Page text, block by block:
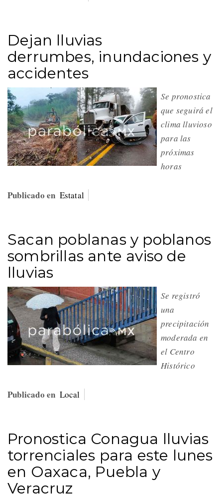
Dejan lluvias
derrumbes, inundaciones y
accidentes
Se pronostica
que seguirá el
clima lluvioso
para las
próximas
horas
Publicado en Estatal
Sacan poblanas y poblanos
sombrillas ante aviso de
lluvias
Se registró
una
precipitación
moderada en
el Centro
Histórico
Publicado en Local
Pronostica Conagua lluvias
torrenciales para este lunes
en Oaxaca, Puebla y
Veracruz